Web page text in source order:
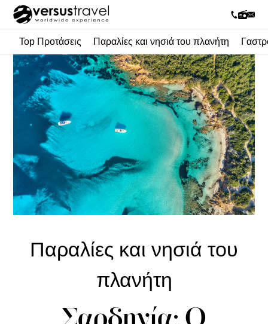
Top Προτάσεις Παραλίες και νησιά του πλανήτη
Παραλίες και νησιά του
πλανήτη
Σαρδηνία: Ο